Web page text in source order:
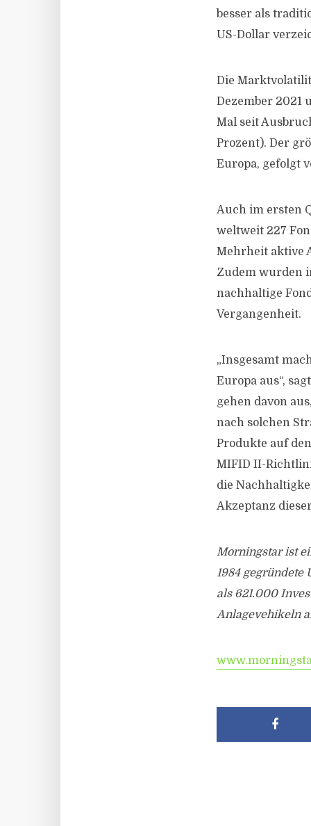
besser als
US-Dollar
Die
Dezember 2021
Mal seit
Prozent). Der
Europa, gefolgt
Auch im ersten
weltweit 227
Mehrheit aktive
Zudem wurden
nachhaltige
Vergangenheit.
„Insgesamt
Europa aus“,
gehen davon
nach solchen
Produkte auf
MIFID II-
die
Akzeptanz
Morningstar ist
1984
als 621.000
Anlagevehikeln